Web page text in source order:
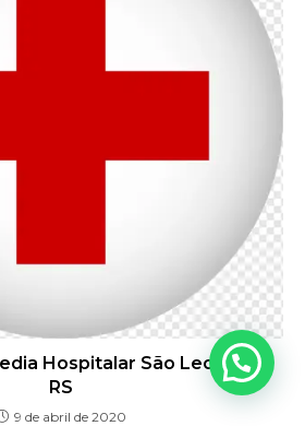
Hospitalar São Leopoldo
RS
9 de abril de 2020